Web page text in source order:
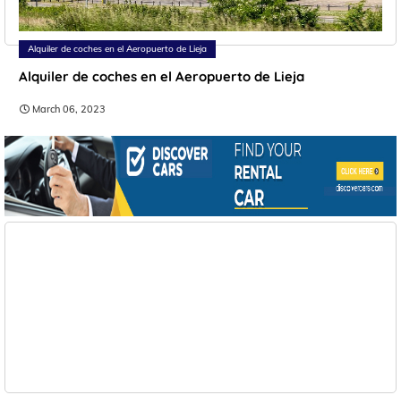
Alquiler de coches en el Aeropuerto de Lieja
Alquiler de coches en el Aeropuerto de Lieja
March 06, 2023